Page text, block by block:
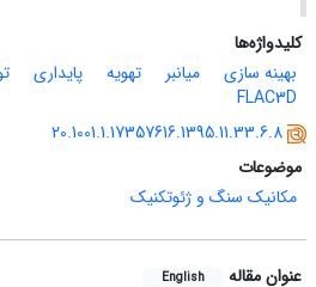
کلیدواژه‌ها
بهینه سازی
میانبر تهویه پایداری
FLAC3D
20.1001.1.17357616.1395.11.33.6.8
موضوعات
مکانیک سنگ و ژئوتکنیک
عنوان مقاله English